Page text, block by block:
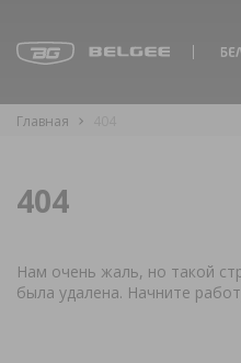
Главная
404
Нам очень жаль, но такой
была удалена. Начните